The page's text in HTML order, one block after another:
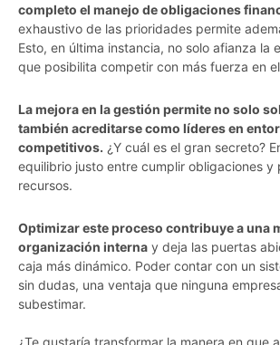
completo el manejo de obligaciones
exhaustivo de las prioridades permite
Esto, en última instancia, no solo afianza la
que posibilita competir con más fuerza en
La mejora en la gestión permite no solo
también acreditarse como líderes en
competitivos. ¿Y cuál es el gran secreto?
equilibrio justo entre cumplir obligaciones y
recursos.
Optimizar este proceso contribuye a una
organización interna y deja las puertas
caja más dinámico. Poder contar con un
sin dudas, una ventaja que ninguna
subestimar.